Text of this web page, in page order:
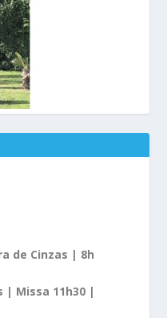
de Cinzas | 8h
| Missa 11h30 |